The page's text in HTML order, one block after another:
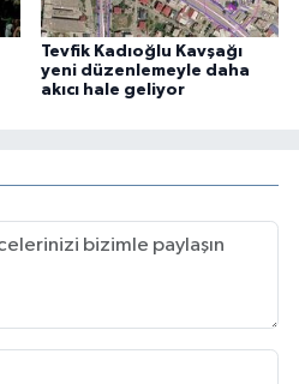
Tevfik Kadıoğlu Kavşağı
yeni düzenlemeyle daha
akıcı hale geliyor